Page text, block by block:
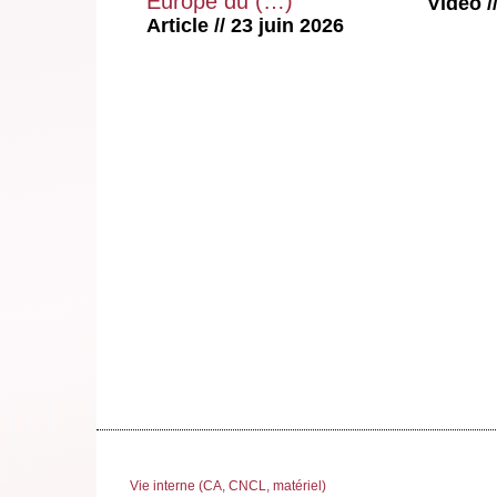
Article // 23 juin 2026
Vie interne (CA, CNCL, matériel)